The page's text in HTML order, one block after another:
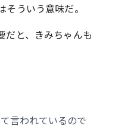
ういう意味だ。
だと、きみちゃんも
言われているので